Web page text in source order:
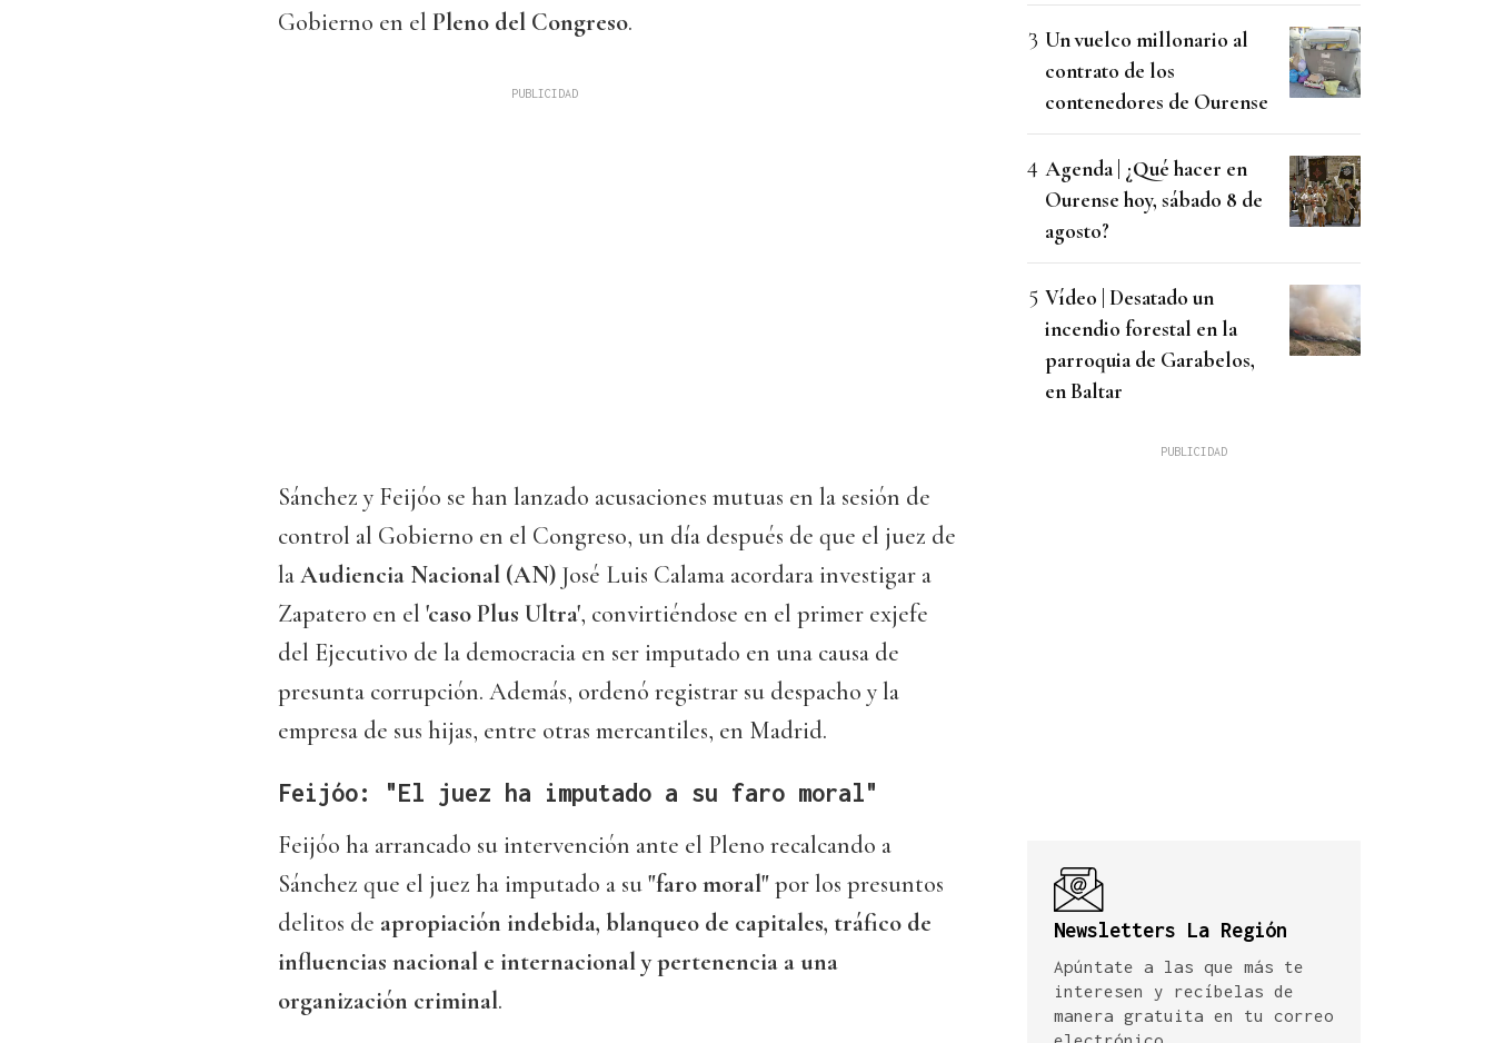
Gobierno en el Pleno del Congreso.
Sánchez y Feijóo se han lanzado acusaciones mutuas en la sesión de
control al Gobierno en el Congreso, un día después de que el juez de
laAudiencia Nacional (AN) José Luis Calama acordara investigar a
Zapatero en el 'caso Plus Ultra', convirtiéndose en el primer exjefe
del Ejecutivo de la democracia en ser imputado en una causa de
presunta corrupción. Además, ordenó registrar su despacho y la
empresa de sus hijas, entre otras mercantiles, en Madrid.
Feijóo: "El juez ha imputado a su faro moral"
Feijóo ha arrancado su intervención ante el Pleno recalcando a
Sánchez que el juez ha imputado a su"faro moral"por los presuntos
delitos de apropiación indebida, blanqueo de capitales, tráfico de
influencias nacional e internacional y pertenencia a una
organización criminal.
Un vuelco millonario al
contrato de los
contenedores de Ourense
Agenda | ¿Qué hacer en
Ourense hoy, sábado 8 de
agosto?
Vídeo | Desatado un
incendio forestal en la
parroquia de Garabelos,
en Baltar
Newsletters La Región
Apúntate a las que más te
interesen y recíbelas de
manera gratuita en tu correo